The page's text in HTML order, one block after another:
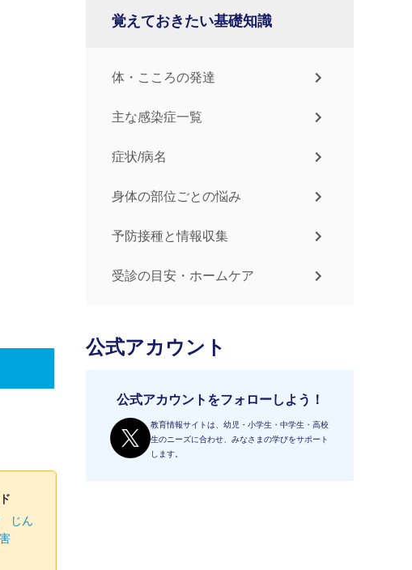
じん
覚えておきたい基礎知識
体・こころの発達
主な感染症一覧
症状/病名
身体の部位ごとの悩み
予防接種と情報収集
受診の目安・ホームケア
公式アカウント
公式アカウントをフォローしよう！
教育情報サイトは、幼児・小学生・中学生・高校
生のニーズに合わせ、みなさまの学びをサポート
します。